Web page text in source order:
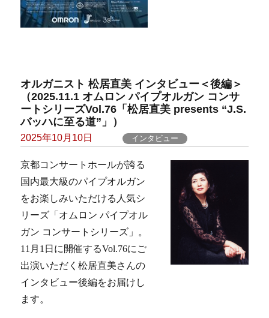
オルガニスト 松居直美 インタビュー＜後編＞
（2025.11.1 オムロン パイプオルガン コンサ
ートシリーズVol.76「松居直美 presents “J.S.
バッハに至る道”」）
Posted
2025年10月10日 インタビュー
京都コンサートホールが誇る
国内最大級のパイプオルガン
をお楽しみいただける人気シ
リーズ「オムロン パイプオル
ガン コンサートシリーズ」。
11月1日に開催するVol.76にご
出演いただく松居直美さんの
インタビュー後編をお届けし
ます。